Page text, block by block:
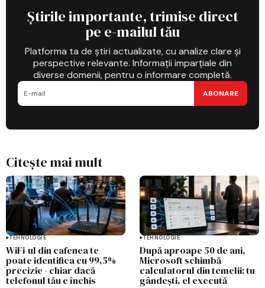
Știrile importante, trimise direct
pe e-mailul tău
Platforma ta de știri actualizate, cu analize clare și
perspective relevante. Informații imparțiale din
diverse domenii, pentru o informare completă.
ABONARE
Citește mai mult
TEHNOLOGIE
WiFi-ul din cafenea te
poate identifica cu 99,5%
precizie - chiar dacă
telefonul tău e închis
TEHNOLOGIE
După aproape 50 de ani,
Microsoft schimbă
calculatorul din temelii: tu
gândești, el execută